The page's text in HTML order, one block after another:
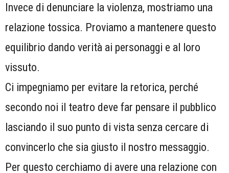
Invece di denunciare la violenza, mostriamo una
relazione tossica. Proviamo a mantenere questo
equilibrio dando verità ai personaggi e al loro
vissuto.
Ci impegniamo per evitare la retorica, perché
secondo noi il teatro deve far pensare il pubblico
lasciando il suo punto di vista senza cercare di
convincerlo che sia giusto il nostro messaggio.
Per questo cerchiamo di avere una relazione con